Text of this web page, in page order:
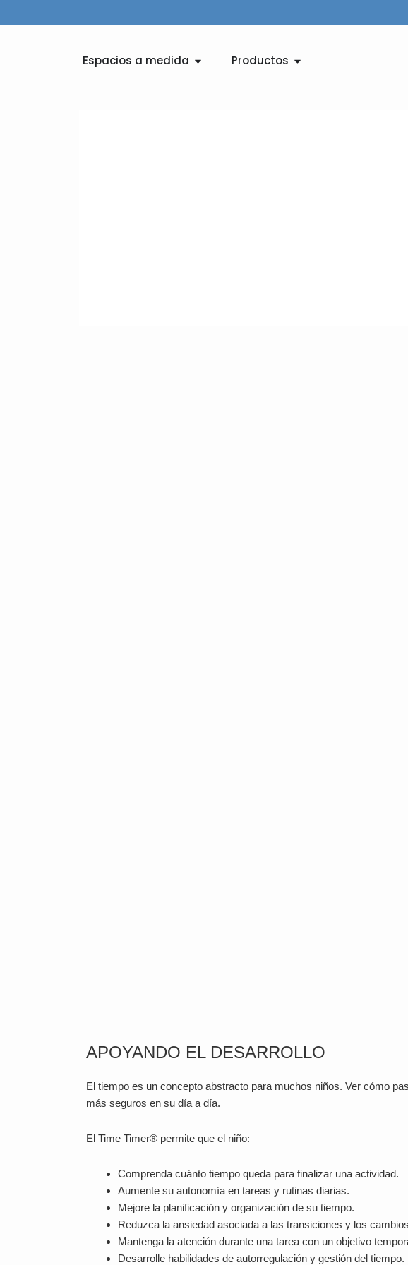
al
Espacios a medida Abrir Espacios a medida
Productos Abrir Productos
APOYANDO EL DESARROLLO
El tiempo es un concepto abstracto para muchos niños. Ver cómo
más seguros en su día a día.
El Time Timer® permite que el niño:
Comprenda cuánto tiempo queda para finalizar una actividad.
Aumente su autonomía en tareas y rutinas diarias.
Mejore la planificación y organización de su tiempo.
Reduzca la ansiedad asociada a las transiciones y los
Mantenga la atención durante una tarea con un objetivo
Desarrolle habilidades de autorregulación y gestión del tiempo.